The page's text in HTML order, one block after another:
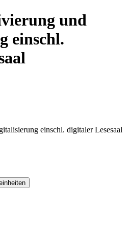
und
einschl.
einschl. digitaler Lesesaal